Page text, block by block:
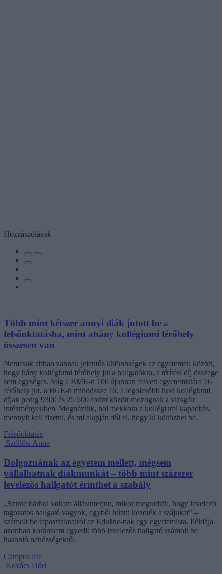
Hozzászólások
Több mint kétszer annyi diák jutott be a
felsőoktatásba, mint ahány kollégiumi férőhely
összesen van
Nemcsak abban vannak jelentős különbségek az egyetemek között,
hogy hány kollégiumi férőhely jut a hallgatókra, a térítési díj összege
sem egységes. Míg a BME-n 100 újonnan felvett egyetemistára 76
férőhely jut, a BGE-n mindössze 16, a legolcsóbb havi kollégiumi
díjak pedig 9300 és 25 500 forint között mozognak a vizsgált
intézményekben. Megnéztük, hol mekkora a kollégiumi kapacitás,
mennyit kell fizetni, és mi alapján dől el, hogy ki költözhet be.
Felsőoktatás
Szöllősi Anna
Dolgoznának az egyetem mellett, mégsem
vállalhatnak diákmunkát – több mint százezer
levelezős hallgatót érinthet a szabály
„Szinte bárhol voltam állásinterjún, mikor megtudták, hogy levelező
tagozatos hallgató vagyok, egyből húzni kezdték a szájukat” –
számolt be tapasztalatairól az Eduline-nak egy egyetemista. Példája
azonban korántsem egyedi: több levelezős hallgató számolt be
hasonló nehézségekről.
Campus life
Kovács Dóri